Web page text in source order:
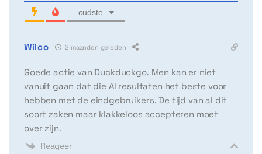
oudste
Wilco 2 maanden geleden
Goede actie van Duckduckgo. Men kan er niet
vanuit gaan dat die AI resultaten het beste voor
hebben met de eindgebruikers. De tijd van al dit
soort zaken maar klakkeloos accepteren moet
over zijn.
Reageer